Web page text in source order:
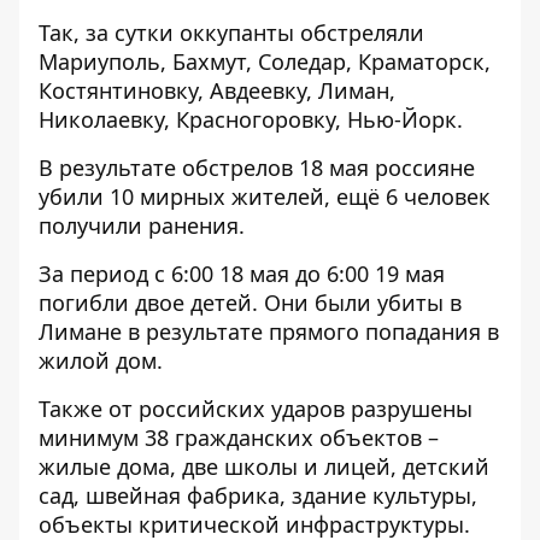
Так, за сутки оккупанты обстреляли
Мариуполь, Бахмут, Соледар, Краматорск,
Костянтиновку, Авдеевку, Лиман,
Николаевку, Красногоровку, Нью-Йорк.
В результате обстрелов 18 мая россияне
убили 10 мирных жителей, ещё 6 человек
получили ранения.
За период с 6:00 18 мая до 6:00 19 мая
погибли двое детей. Они были убиты в
Лимане в результате прямого попадания в
жилой дом.
Также от российских ударов разрушены
минимум 38 гражданских объектов –
жилые дома, две школы и лицей, детский
сад, швейная фабрика, здание культуры,
объекты критической инфраструктуры.